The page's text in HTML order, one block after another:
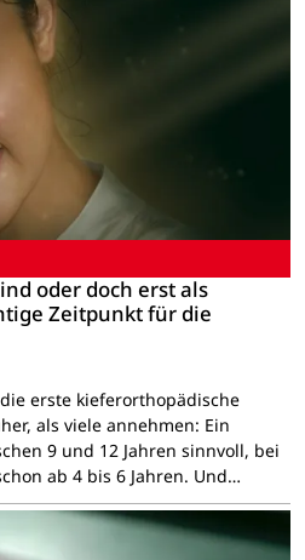
oder doch erst als
Zeitpunkt für die
erste kieferorthopädische
als viele annehmen: Ein
9 und 12 Jahren sinnvoll, bei
ab 4 bis 6 Jahren. Und…